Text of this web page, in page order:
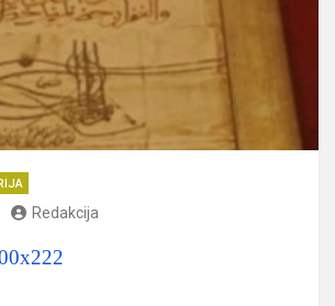
Redakcija